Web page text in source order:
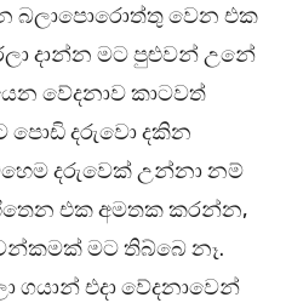
බලාපොරොත්තු වෙන එක
දාන්න මට පුළුවන් උනේ
වේදනාව කාටවත්
පොඩි දරුවො දකින
දරුවෙක් උන්නා නම්
එක අමතක කරන්න,
මට තිබ්බෙ නෑ.
ගයාන් එදා වේදනාවෙන්